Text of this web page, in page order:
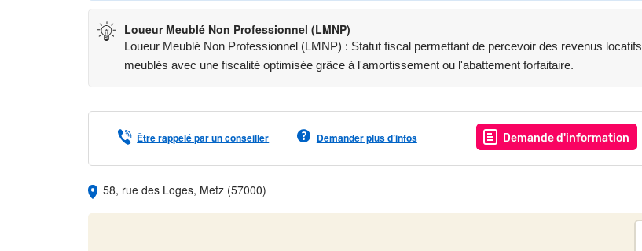
Loueur Meublé Non Professionnel (LMNP)
Loueur Meublé Non Professionnel (LMNP) : Statut fiscal permettant de percevoir des revenus locatifs
meublés avec une fiscalité optimisée grâce à l'amortissement ou l'abattement forfaitaire.
Être rappelé par un conseiller Demander plus d’infos Demande d'information
58, rue des Loges, Metz (57000)